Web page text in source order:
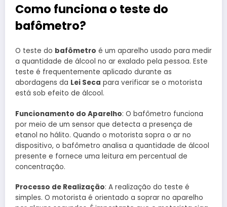
Como funciona o teste do
bafômetro?
O teste do bafômetro é um aparelho usado para medir
a quantidade de álcool no ar exalado pela pessoa. Este
teste é frequentemente aplicado durante as
abordagens da Lei Seca para verificar se o motorista
está sob efeito de álcool.
Funcionamento do Aparelho: O bafômetro funciona
por meio de um sensor que detecta a presença de
etanol no hálito. Quando o motorista sopra o ar no
dispositivo, o bafômetro analisa a quantidade de álcool
presente e fornece uma leitura em percentual de
concentração.
Processo de Realização: A realização do teste é
simples. O motorista é orientado a soprar no aparelho